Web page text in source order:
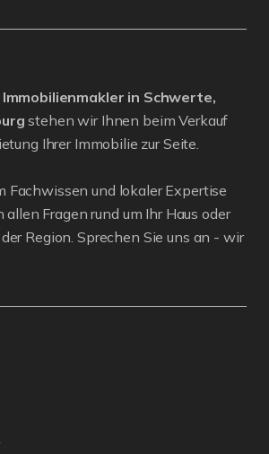
Immobilienmakler in Schwerte,
stehen wir Ihnen beim Verkauf
Ihrer Immobilie zur Seite.
Fachwissen und lokaler Expertise
Fragen rund um Ihr Haus oder
Region. Sprechen Sie uns an - wir